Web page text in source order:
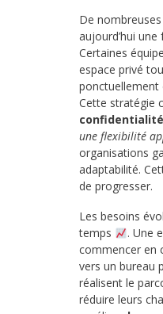
De
aujourd’hui
Certaines
espace privé
ponctuellement
Cette stratégie
une flexibilité
organisations
adaptabilité.
de progresser.
Les besoins
temps
. Une
commencer en
vers un bureau
réalisent le
réduire leurs